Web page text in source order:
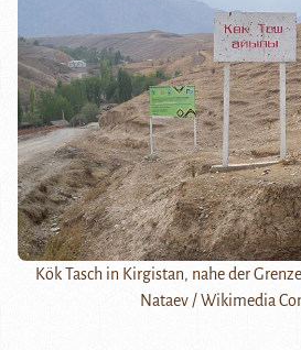
Kök Tasch in Kirgistan, nahe der
Nataev / Wikimedia